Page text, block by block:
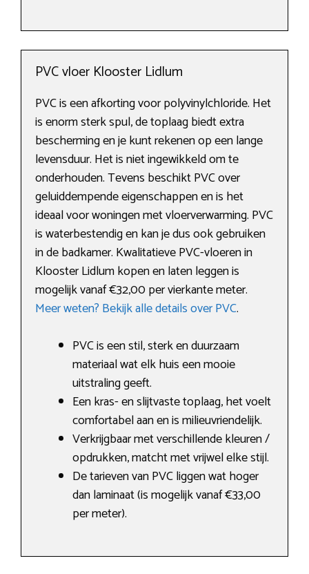
PVC vloer Klooster Lidlum
PVC is een afkorting voor polyvinylchloride. Het
is enorm sterk spul, de toplaag biedt extra
bescherming en je kunt rekenen op een lange
levensduur. Het is niet ingewikkeld om te
onderhouden. Tevens beschikt PVC over
geluiddempende eigenschappen en is het
ideaal voor woningen met vloerverwarming. PVC
is waterbestendig en kan je dus ook gebruiken
in de badkamer. Kwalitatieve PVC-vloeren in
Klooster Lidlum kopen en laten leggen is
mogelijk vanaf €32,00 per vierkante meter.
Meer weten? Bekijk alle details over PVC.
PVC is een stil, sterk en duurzaam
materiaal wat elk huis een mooie
uitstraling geeft.
Een kras- en slijtvaste toplaag, het voelt
comfortabel aan en is milieuvriendelijk.
Verkrijgbaar met verschillende kleuren /
opdrukken, matcht met vrijwel elke stijl.
De tarieven van PVC liggen wat hoger
dan laminaat (is mogelijk vanaf €33,00
per meter).